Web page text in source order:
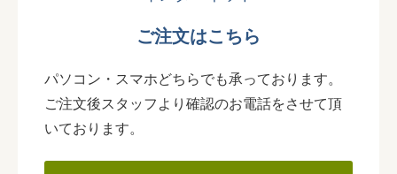
ご注文はこちら
パソコン・スマホどちらでも承っております。
ご注文後スタッフより確認のお電話をさせて頂
いております。